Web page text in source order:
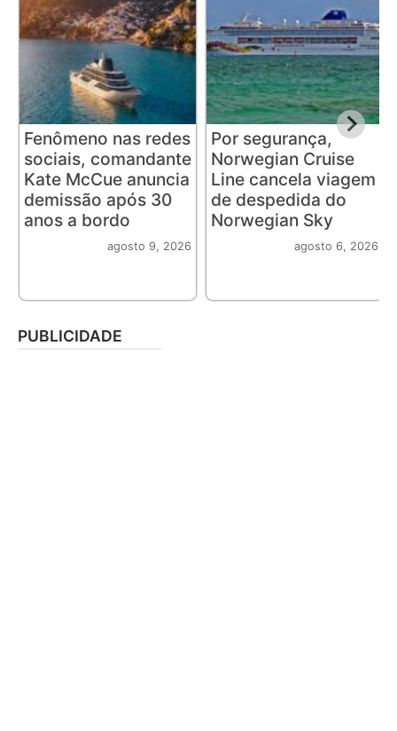
Fenômeno nas redes
sociais, comandante
Kate McCue anuncia
demissão após 30
anos a bordo
agosto 9, 2026
Por segurança,
Norwegian Cruise
Line cancela viagem
de despedida do
Norwegian Sky
agosto 6, 2026
PUBLICIDADE